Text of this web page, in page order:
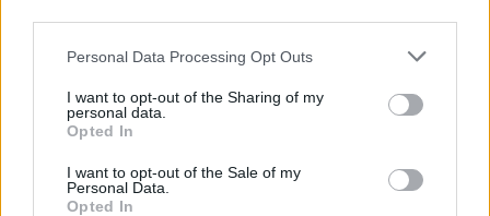
Personal Data Processing Opt Outs
I want to opt-out of the Sharing of my
personal data.
Opted In
I want to opt-out of the Sale of my
Personal Data.
Opted In